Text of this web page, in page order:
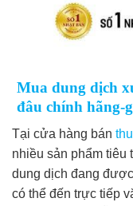
Mua dung dịch
đâu chính hãng-
Tại cửa hàng bán
nhiều sản phẩm tiêu
dung dịch đang
có thể đến trực tiếp